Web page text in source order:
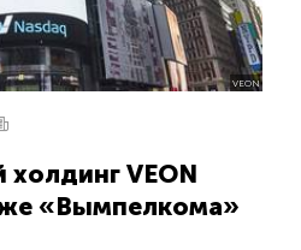
VEON
VEON
«Вымпелкома»